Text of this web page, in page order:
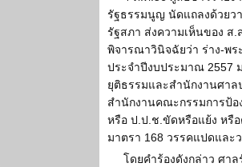
รัฐธรรมนูญ นัดแถลงด้วยว
รัฐสภา ส่งความเห็นของ ส
พิจารณาวินิจฉัยว่า ร่าง-พ
ประจำปีงบประมาณ 2557
ยุติธรรมและสำนักงานศาล
สำนักงานคณะกรรมการป้
หรือ ป.ป.ช.ขัดหรือแย้ง หรื
มาตรา 168 วรรคแปดและ
โดยคำร้องดังกล่าว ศา